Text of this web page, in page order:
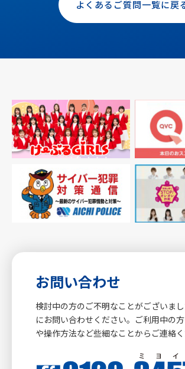
よくあるご質問一覧に戻
お問い合わせ
検討中の方のご不明なことがございま
にお問い合わせください。ご利用中の
や操作方法など些細なことからご連絡く